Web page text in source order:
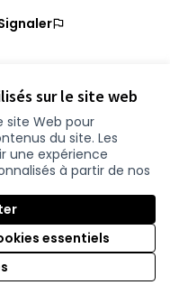
sur le site web
site Web pour
du site. Les
une expérience
à partir de nos
essentiels
Instagram
sur YouTube
.
Licence
(Nouvelle